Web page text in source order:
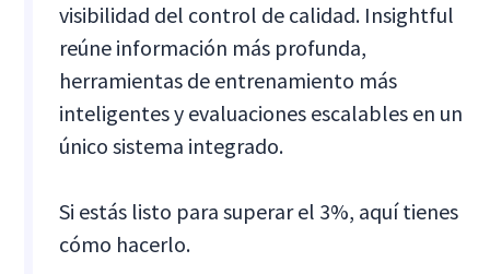
visibilidad del control de calidad. Insightful
reúne información más profunda,
herramientas de entrenamiento más
inteligentes y evaluaciones escalables en un
único sistema integrado.
Si estás listo para superar el 3%, aquí tienes
cómo hacerlo.